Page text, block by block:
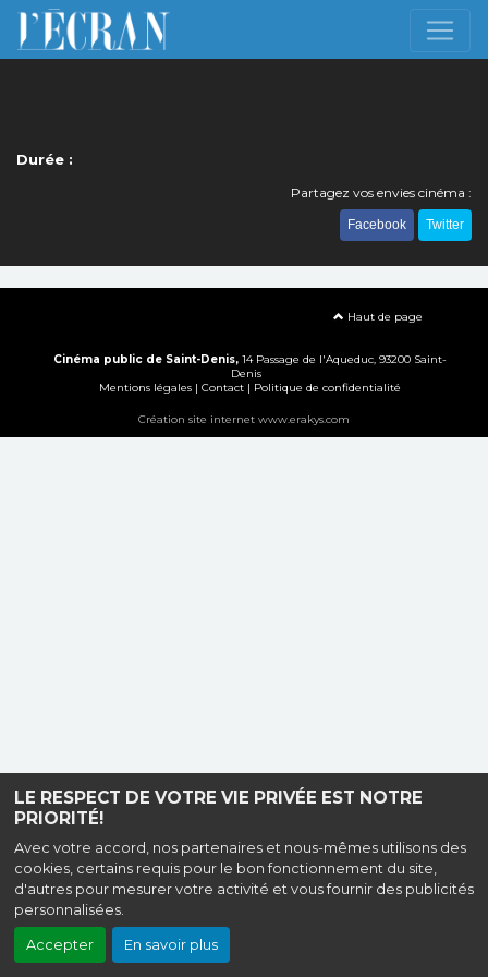
LE RESPECT DE VOTRE VIE PRIVÉE EST NOTRE
PRIORITÉ!
Avec votre accord, nos partenaires et nous-mêmes utilisons des
cookies, certains requis pour le bon fonctionnement du site,
d'autres pour mesurer votre activité et vous fournir des publicités
personnalisées.
Accepter En savoir plus
Durée :
Partagez vos envies cinéma :
Facebook Twitter
Haut de page
Cinéma public de Saint-Denis, 14 Passage de l'Aqueduc, 93200 Saint-
Denis
Mentions légales| Contact| Politique de confidentialité
Création site internet www.erakys.com